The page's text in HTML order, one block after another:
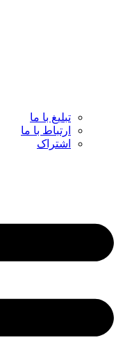
تبلیغ با ما
ارتباط با ما
اشتراک